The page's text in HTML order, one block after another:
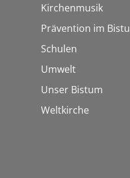
Kirchenmusik
Prävention im
Schulen
Umwelt
Unser Bistum
Weltkirche